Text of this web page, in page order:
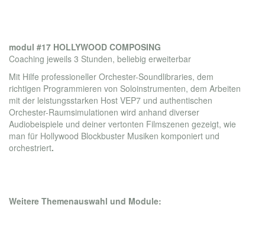
modul #17 HOLLYWOOD COMPOSING
Coaching jeweils 3 Stunden, beliebig erweiterbar
Mit Hilfe professioneller Orchester-Soundlibraries, dem
richtigen Programmieren von Soloinstrumenten, dem Arbeiten
mit der leistungsstarken Host VEP7 und authentischen
Orchester-Raumsimulationen wird anhand diverser
Audiobeispiele und deiner vertonten Filmszenen gezeigt, wie
man für Hollywood Blockbuster Musiken komponiert und
orchestriert.
Weitere Themenauswahl und Module: